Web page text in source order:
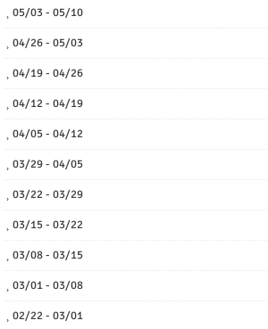
05/03 - 05/10
04/26 - 05/03
04/19 - 04/26
04/12 - 04/19
04/05 - 04/12
03/29 - 04/05
03/22 - 03/29
03/15 - 03/22
03/08 - 03/15
03/01 - 03/08
02/22 - 03/01